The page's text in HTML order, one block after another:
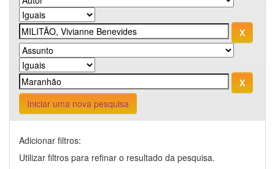
Iniciar uma nova pesquisa
Adicionar filtros:
Utilizar filtros para refinar o resultado da pesquisa.